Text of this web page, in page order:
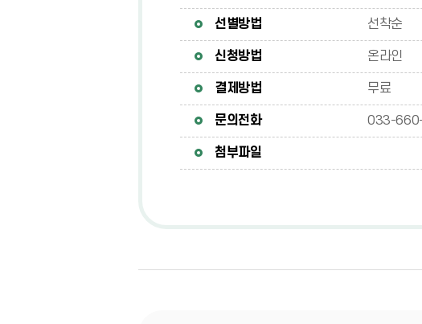
선별방법 선착순
신청방법 온라인
결제방법 무료
문의전화 033-
첨부파일